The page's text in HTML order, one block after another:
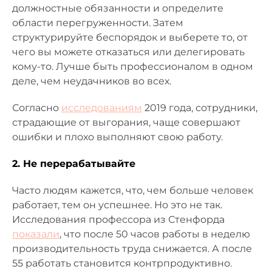
должностные обязанности и определите
области перегруженности. Затем
структурируйте беспорядок и выберете то, от
чего вы можете отказаться или делегировать
кому-то. Лучше быть профессионалом в одном
деле, чем неудачников во всех.
Согласно исследованиям 2019 года, сотрудники,
страдающие от выгорания, чаще совершают
ошибки и плохо выполняют свою работу.
2. Не перерабатывайте
Часто людям кажется, что, чем больше человек
работает, тем он успешнее. Но это не так.
Исследования профессора из Стенфорда
показали, что после 50 часов работы в неделю
производительность труда снижается. А после
55 работать становится контрпродуктивно.